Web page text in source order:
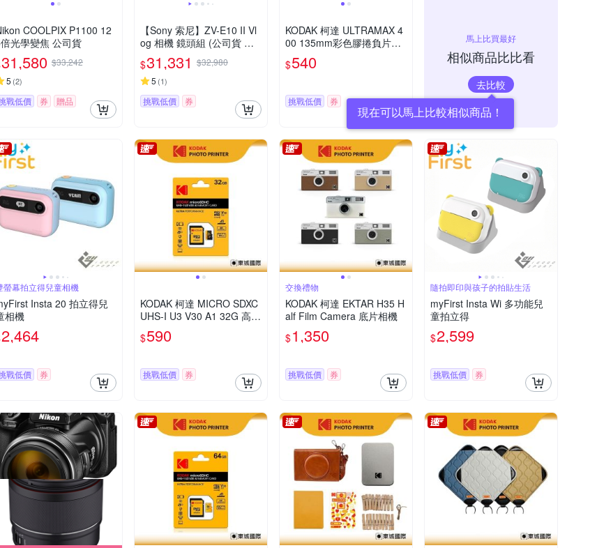
COOLPIX P1100 12
光學變焦 公司貨
31,580 $33,242
5 (2)
戰低價 券 贈品
【Sony 索尼】ZV-E10 II Vl
og 相機 鏡頭組 (公司貨 保
固18+6個月)
$31,331 $32,980
5 (1)
挑戰低價 券
KODAK 柯達 ULTRAMAX 4
00 135mm彩色膠捲負片底
片 /ISO 400 36張
$540
挑戰低價 券
馬上比買最好
相似商品比比看
去比較
現在可以馬上比較相似商品！
螢幕拍立得兒童相機
Insta 20 拍立得兒
相機
2,464
戰低價 券
KODAK 柯達 MICRO SDXC
UHS-I U3 V30 A1 32G 高速
記憶卡(附轉卡)
$590
挑戰低價 券
交換禮物
KODAK 柯達 EKTAR H35 H
alf Film Camera 底片相機
$1,350
挑戰低價 券
隨拍即印與孩子的拍貼生活
myFirst Insta Wi 多功能兒
童拍立得
$2,599
挑戰低價 券